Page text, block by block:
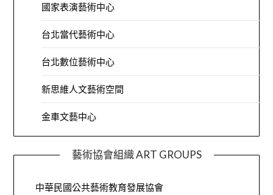
國家表演藝術中心
台北當代藝術中心
台北數位藝術中心
新思維人文藝術空間
金車文藝中心
藝術協會組織 ART GROUPS
中華民國公共藝術教育發展協會